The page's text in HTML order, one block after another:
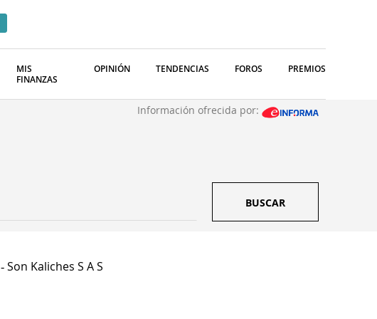
MIS
FINANZAS
OPINIÓN TENDENCIAS FOROS PREMIOS
Información ofrecida por:
BUSCAR
- Son Kaliches S A S